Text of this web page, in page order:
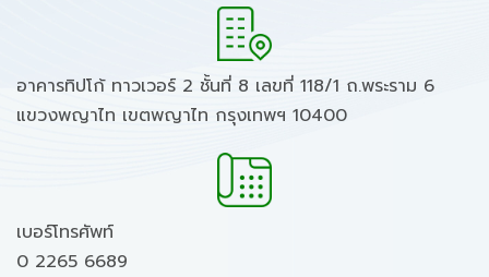
อาคารทิปโก้ ทาวเวอร์ 2 ชั้นที่ 8 เลขที่ 118/1 ถ.พระราม 6
แขวงพญาไท เขตพญาไท กรุงเทพฯ 10400
เบอร์โทรศัพท์
0 2265 6689